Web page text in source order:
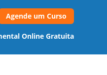
Online Gratuita
Agende um Curso